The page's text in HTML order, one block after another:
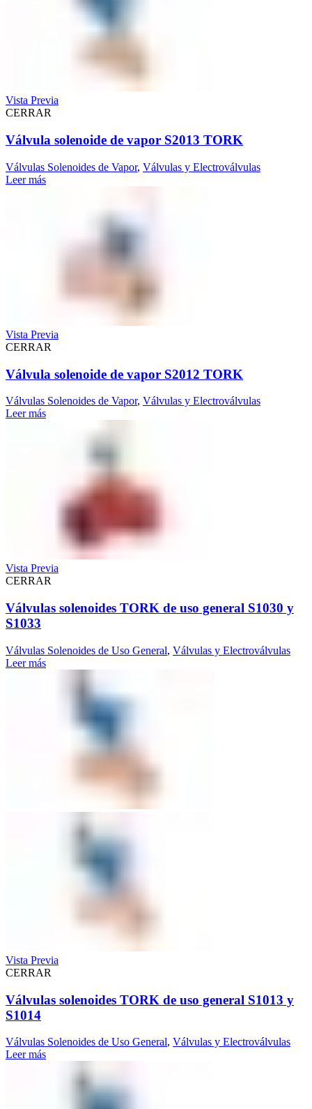
Vista Previa
CERRAR
Válvula solenoide de vapor S2013 TORK
Válvulas Solenoides de Vapor, Válvulas y Electroválvulas
Leer más
Vista Previa
CERRAR
Válvula solenoide de vapor S2012 TORK
Válvulas Solenoides de Vapor, Válvulas y Electroválvulas
Leer más
Vista Previa
CERRAR
Válvulas solenoides TORK de uso general S1030 y
S1033
Válvulas Solenoides de Uso General, Válvulas y Electroválvulas
Leer más
Vista Previa
CERRAR
Válvulas solenoides TORK de uso general S1013 y
S1014
Válvulas Solenoides de Uso General, Válvulas y Electroválvulas
Leer más